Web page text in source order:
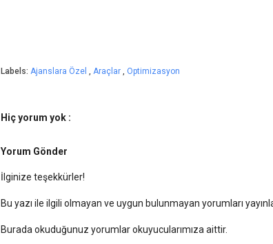
Labels: Ajanslara Özel , Araçlar , Optimizasyon
Hiç yorum yok :
Yorum Gönder
İlginize teşekkürler!
Bu yazı ile ilgili olmayan ve uygun bulunmayan yorumları
Burada okuduğunuz yorumlar okuyucularımıza aittir.